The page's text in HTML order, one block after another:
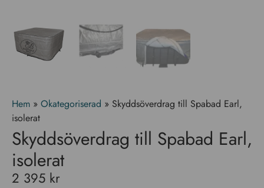
Hem » Okategoriserad » Skyddsöverdrag till Spabad Earl,
isolerat
Skyddsöverdrag till Spabad Earl,
isolerat
2 395 kr